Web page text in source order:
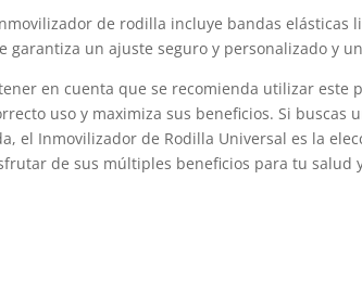
de rodilla incluye bandas elásticas
garantiza un ajuste seguro y personalizado y
en cuenta que se recomienda utilizar este
uso y maximiza sus beneficios. Si
el Inmovilizador de Rodilla Universal es la
de sus múltiples beneficios para tu salud